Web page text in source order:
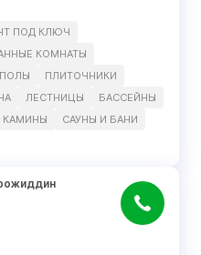
ПОД КЛЮЧ
КОМНАТЫ
ПОЛЫ
ПЛИТОЧНИКИ
ЛЕСТНИЦЫ
БАССЕЙНЫ
КАМИНЫ
САУНЫ И БАНИ